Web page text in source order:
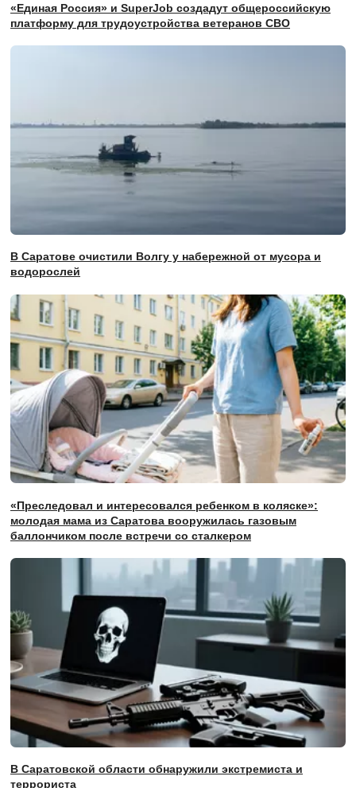
«Единая Россия» и SuperJob создадут общероссийскую
платформу для трудоустройства ветеранов СВО
В Саратове очистили Волгу у набережной от мусора и
водорослей
«Преследовал и интересовался ребенком в коляске»:
молодая мама из Саратова вооружилась газовым
баллончиком после встречи со сталкером
В Саратовской области обнаружили экстремиста и
террориста